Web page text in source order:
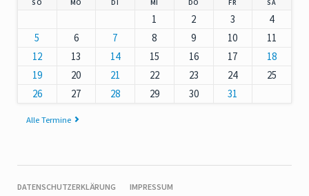
SO MO DI MI DO NNERSTAG
FR SAMSTAG
1 2 3
4
5
6 7 8 9 10
11
12
13 14 15 16 17
18
19
20 21 22 23 24
25
26
27 28 29 30 31
Alle Termine
NAVIGATION
DATENSCHUTZERKLÄRUNG IMPRESSUM